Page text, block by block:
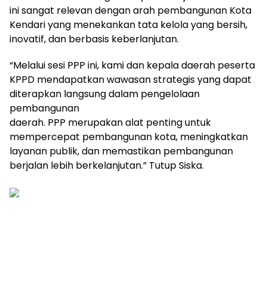
ini sangat relevan dengan arah pembangunan Kota
Kendari yang menekankan tata kelola yang bersih,
inovatif, dan berbasis keberlanjutan.
“Melalui sesi PPP ini, kami dan kepala daerah peserta
KPPD mendapatkan wawasan strategis yang dapat
diterapkan langsung dalam pengelolaan
pembangunan
daerah. PPP merupakan alat penting untuk
mempercepat pembangunan kota, meningkatkan
layanan publik, dan memastikan pembangunan
berjalan lebih berkelanjutan.” Tutup Siska.